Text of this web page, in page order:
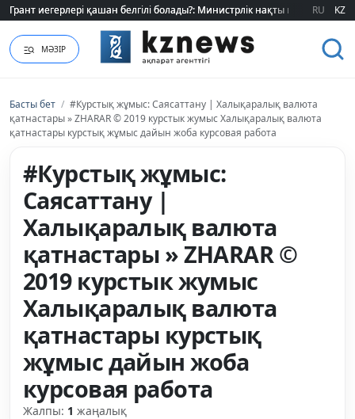
Грант иегерлері қашан белгілі болады?: Министрлік нақты мерзімді
Грант иегерлері қашан белгілі болады?: Министрлік нақты мерзімді
RU KZ
МӘЗІР
Басты бет / #Курстық жұмыс: Саясаттану | Халықаралық валюта
қатнастары » ZHARAR © 2019 курстык жумыс Халықаралық валюта
қатнастары курстық жұмыс дайын жоба курсовая работа
#Курстық жұмыс:
Саясаттану |
Халықаралық валюта
қатнастары » ZHARAR ©
2019 курстык жумыс
Халықаралық валюта
қатнастары курстық
жұмыс дайын жоба
курсовая работа
Жалпы: 1 жаңалық